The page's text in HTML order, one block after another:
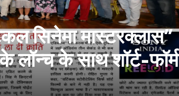
सिनेमा मास्टरक्लास”
के साथ शॉर्ट-फॉर्म